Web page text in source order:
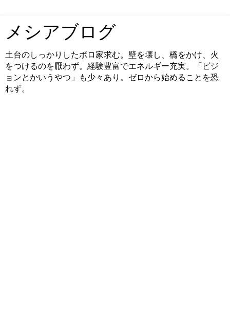
メシアブログ
土台のしっかりしたボロ家求む。壁を壊し、橋をかけ、火
をつけるのを厭わず。経験豊富でエネルギー充実。「ビジ
ョンとかいうやつ」も少々あり。ゼロから始めることを恐
れず。